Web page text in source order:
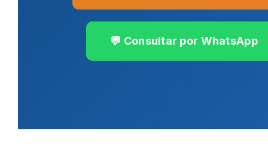
💬 Consultar por WhatsApp